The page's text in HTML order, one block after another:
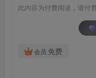
此内容为付费阅读，请付
会员 免费